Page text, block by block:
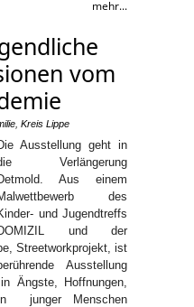
mehr...
vom
Kreis Lippe
Ausstellung geht in
Verlängerung
Aus einem
des
und Jugendtreffs
und der
Streetworkprojekt, ist
Ausstellung
Ängste, Hoffnungen,
junger Menschen